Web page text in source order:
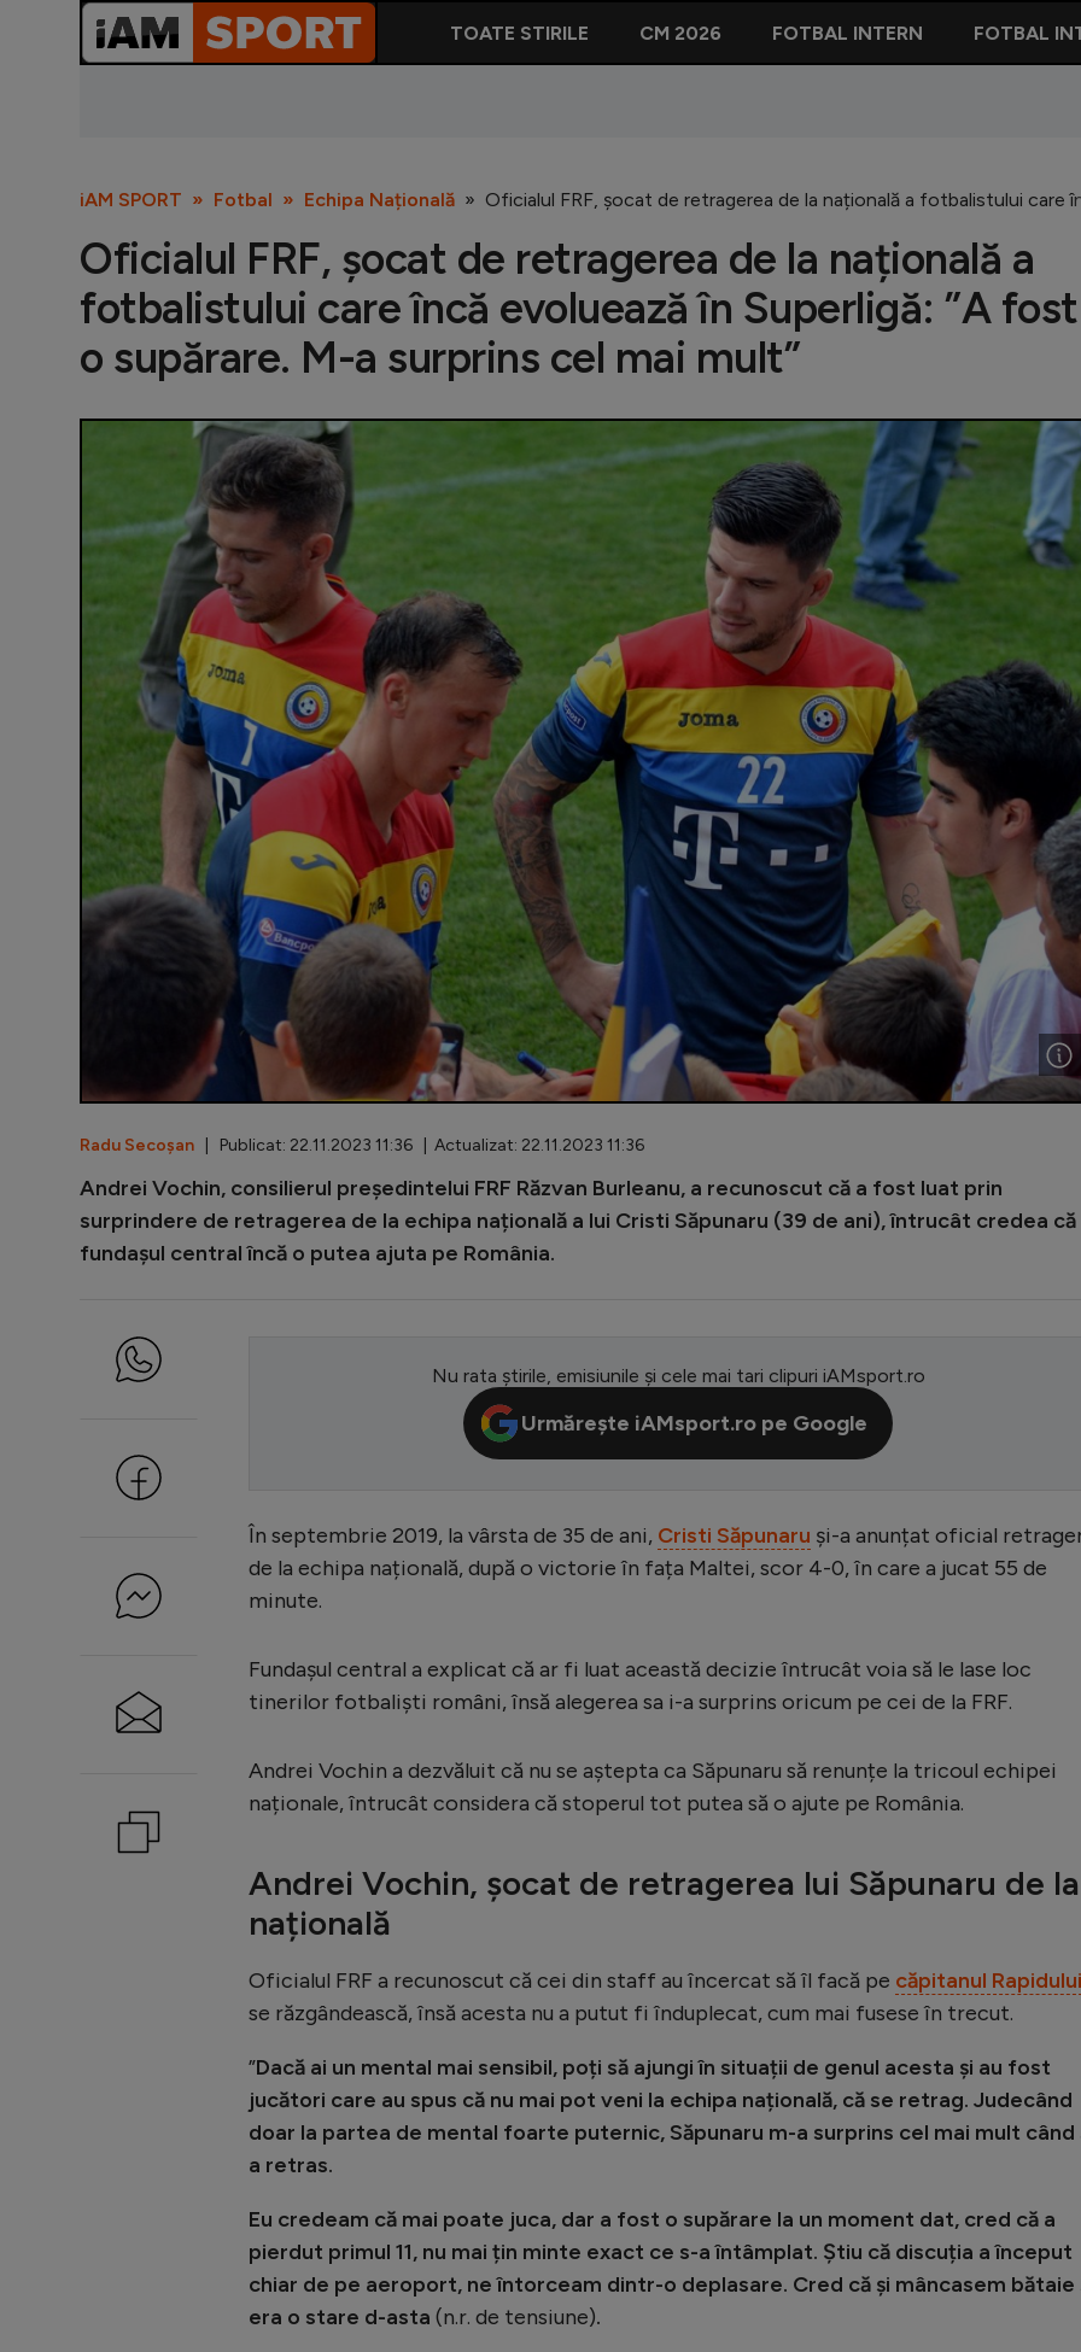
TOATE STIRILE CM 2026 FOTBAL INTERN FOTBAL
iAM SPORT Fotbal Echipa Națională Oficialul FRF, șocat de retragerea de la națională a fotbalistului care
Oficialul FRF, șocat de retragerea de la națională a
fotbalistului care încă evoluează în Superligă: ”A fost
o supărare. M-a surprins cel mai mult”
Radu Secoșan | Publicat: 22.11.2023 11:36 | Actualizat: 22.11.2023 11:36
Andrei Vochin, consilierul președintelui FRF Răzvan Burleanu, a recunoscut că a fost luat prin
surprindere de retragerea de la echipa națională a lui Cristi Săpunaru (39 de ani), întrucât credea că
fundașul central încă o putea ajuta pe România.
Nu rata știrile, emisiunile și cele mai tari clipuri iAMsport.ro
Urmărește iAMsport.ro pe Google
În septembrie 2019, la vârsta de 35 de ani, Cristi Săpunaru și-a anunțat oficial
de la echipa națională, după o victorie în fața Maltei, scor 4-0, în care a jucat 55 de
minute.
Fundașul central a explicat că ar fi luat această decizie întrucât voia să le lase loc
tinerilor fotbaliști români, însă alegerea sa i-a surprins oricum pe cei de la FRF.
Andrei Vochin a dezvăluit că nu se aștepta ca Săpunaru să renunțe la tricoul echipei
naționale, întrucât considera că stoperul tot putea să o ajute pe România.
Andrei Vochin, șocat de retragerea lui Săpunaru de la
națională
Oficialul FRF a recunoscut că cei din staff au încercat să îl facă pe căpitanul Rapidului
se răzgândească, însă acesta nu a putut fi înduplecat, cum mai fusese în trecut.
”Dacă ai un mental mai sensibil, poți să ajungi în situații de genul acesta și au fost
jucători care au spus că nu mai pot veni la echipa națională, că se retrag. Judecând
doar la partea de mental foarte puternic, Săpunaru m-a surprins cel mai mult când
a retras.
Eu credeam că mai poate juca, dar a fost o supărare la un moment dat, cred că a
pierdut primul 11, nu mai țin minte exact ce s-a întâmplat. Știu că discuția a început
chiar de pe aeroport, ne întorceam dintr-o deplasare. Cred că și mâncasem bătaie
era o stare d-asta (n.r. de tensiune).